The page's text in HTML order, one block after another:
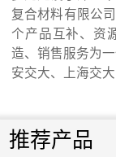
河北
式...
复合材料有限公
个产品互补、资
造、销售服务为
安交大、上海交大
推荐产品